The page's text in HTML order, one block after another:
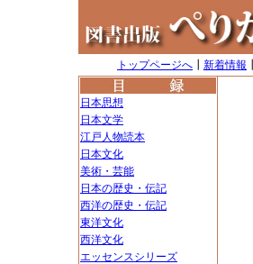
トップページへ 新着情報
日本思想
日本文学
江戸人物読本
日本文化
美術・芸能
日本の歴史・伝記
西洋の歴史・伝記
東洋文化
西洋文化
エッセンスシリーズ